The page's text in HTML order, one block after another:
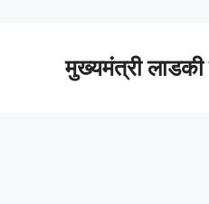
मुख्यमंत्री लाडकी